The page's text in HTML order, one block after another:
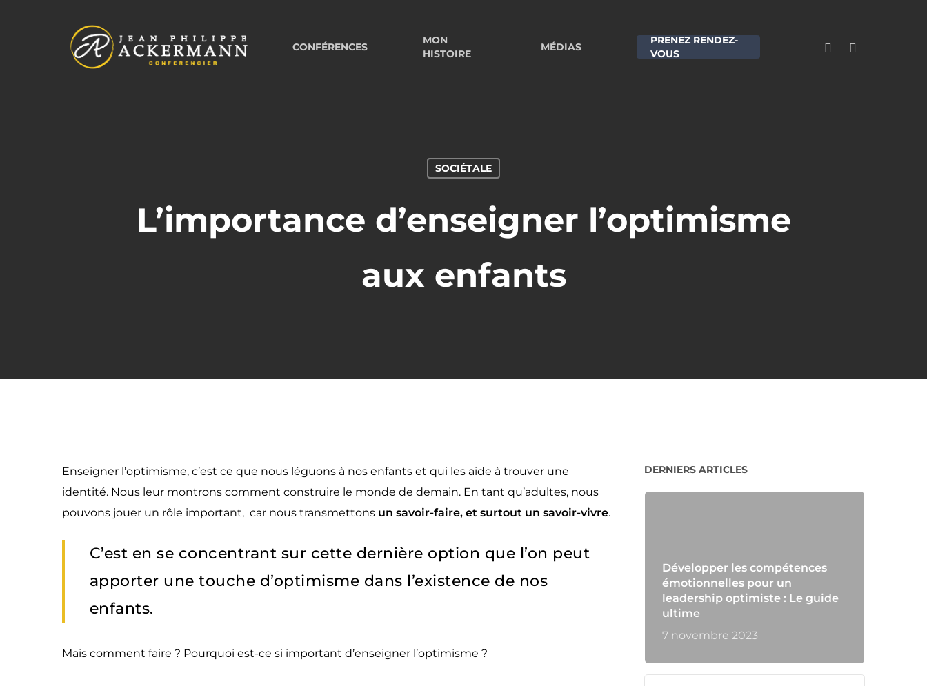
CONFÉRENCES
MON
HISTOIRE
MÉDIAS
PRENEZ RENDEZ-
VOUS
FACEBOOK
LINKEDIN
SOCIÉTALE
L’importance d’enseigner l’optimisme
aux enfants
Enseigner l’optimisme, c’est ce que nous léguons à nos enfants et qui les aide à trouver une
identité. Nous leur montrons comment construire le monde de demain. En tant qu’adultes, nous
pouvons jouer un rôle important, car nous transmettons un savoir-faire, et surtout un savoir-vivre.
C’est en se concentrant sur cette dernière option que l’on peut
apporter une touche d’optimisme dans l’existence de nos
enfants.
Mais comment faire ? Pourquoi est-ce si important d’enseigner l’optimisme ?
DERNIERS ARTICLES
Développer les compétences
émotionnelles pour un
leadership optimiste : Le guide
ultime
7 novembre 2023